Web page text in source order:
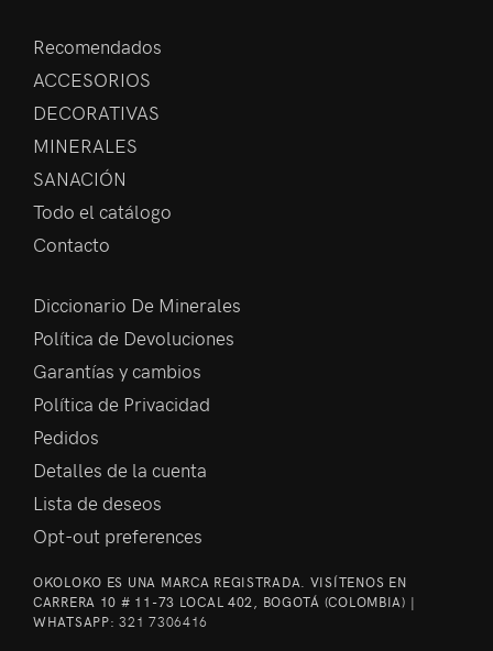
Recomendados
ACCESORIOS
DECORATIVAS
MINERALES
SANACIÓN
Todo el catálogo
Contacto
Diccionario De Minerales
Política de Devoluciones
Garantías y cambios
Política de Privacidad
Pedidos
Detalles de la cuenta
Lista de deseos
Opt-out preferences
OKOLOKO ES UNA MARCA REGISTRADA. VISÍTENOS EN
CARRERA 10 # 11-73 LOCAL 402, BOGOTÁ (COLOMBIA) |
WHATSAPP:321 7306416